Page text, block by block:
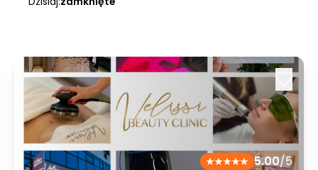
5.00/5